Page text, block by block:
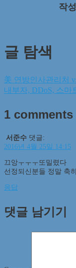
작
글 탐색
美 연방인사관리처
내부자, DDoS, 스마
1 comments
서준수 댓글:
2016년 4월 25일 14:15
끄앙ㅜㅜㅜ또밀렸다
선정되신분들 정말 축
응답
댓글 남기기